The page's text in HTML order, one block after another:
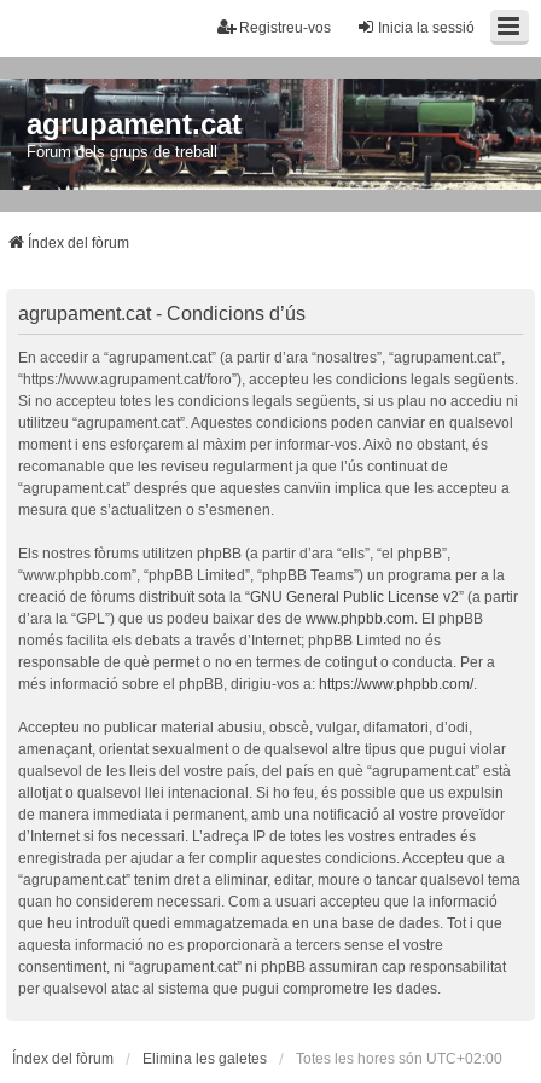
Inicia la sessió
Registreu-vos
agrupament.cat
Fòrum dels grups de treball
Índex del fòrum
agrupament.cat - Condicions d’ús
En accedir a “agrupament.cat” (a partir d’ara “nosaltres”, “agrupament.cat”,
“https://www.agrupament.cat/foro”), accepteu les condicions legals següents.
Si no accepteu totes les condicions legals següents, si us plau no accediu ni
utilitzeu “agrupament.cat”. Aquestes condicions poden canviar en qualsevol
moment i ens esforçarem al màxim per informar-vos. Això no obstant, és
recomanable que les reviseu regularment ja que l’ús continuat de
“agrupament.cat” després que aquestes canvïin implica que les accepteu a
mesura que s’actualitzen o s’esmenen.
Els nostres fòrums utilitzen phpBB (a partir d’ara “ells”, “el phpBB”,
“www.phpbb.com”, “phpBB Limited”, “phpBB Teams”) un programa per a la
creació de fòrums distribuït sota la “GNU General Public License v2” (a partir
d’ara la “GPL”) que us podeu baixar des de www.phpbb.com . El phpBB
només facilita els debats a través d’Internet; phpBB Limted no és
responsable de què permet o no en termes de cotingut o conducta. Per a
més informació sobre el phpBB, dirigiu-vos a: https://www.phpbb.com/.
Accepteu no publicar material abusiu, obscè, vulgar, difamatori, d’odi,
amenaçant, orientat sexualment o de qualsevol altre tipus que pugui violar
qualsevol de les lleis del vostre país, del país en què “agrupament.cat” està
allotjat o qualsevol llei intenacional. Si ho feu, és possible que us expulsin
de manera immediata i permanent, amb una notificació al vostre proveïdor
d’Internet si fos necessari. L’adreça IP de totes les vostres entrades és
enregistrada per ajudar a fer complir aquestes condicions. Accepteu que a
“agrupament.cat” tenim dret a eliminar, editar, moure o tancar qualsevol tema
quan ho considerem necessari. Com a usuari accepteu que la informació
que heu introduït quedi emmagatzemada en una base de dades. Tot i que
aquesta informació no es proporcionarà a tercers sense el vostre
consentiment, ni “agrupament.cat” ni phpBB assumiran cap responsabilitat
per qualsevol atac al sistema que pugui comprometre les dades.
Índex del fòrum Elimina les galetes Totes les hores són UTC+02:00